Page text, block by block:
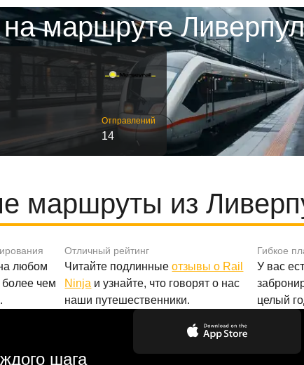
маршруте
Отправлений
14
маршруты из
любом
чем
Отличный рейтинг
Читайте подлинныеотзывы о Rail
Ninja и узнайте, что говорят о нас
наши путешественники.
Гибкое
У вас
целый
шага